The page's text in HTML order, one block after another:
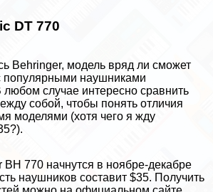
DT 770
Behringer, модель вряд ли сможет
популярными наушниками
случае интересно сравнить
собой, чтобы понять отличия
моделями (хотя чего я жду
770 начнутся в ноябре-декабре
наушников составит $35. Получить